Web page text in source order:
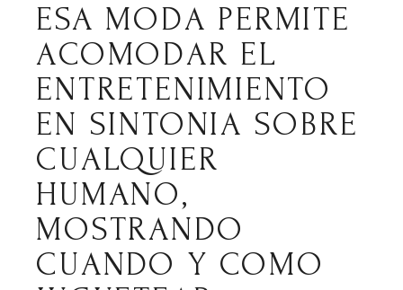
ESA MODA PERMITE
ACOMODAR EL
ENTRETENIMIENTO
EN SINTONIA SOBRE
CUALQUIER
HUMANO,
MOSTRANDO
CUANDO Y COMO